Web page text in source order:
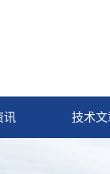
讯 技术文